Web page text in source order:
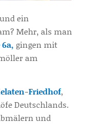
ein
Mehr, als man
gingen mit
am
Friedhof,
Deutschlands.
und